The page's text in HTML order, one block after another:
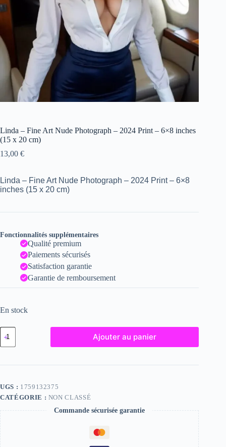
Linda – Fine Art Nude Photograph – 2024 Print – 6×8 inches
(15 x 20 cm)
13,00 €
Linda – Fine Art Nude Photograph – 2024 Print – 6×8
inches (15 x 20 cm)
Fonctionnalités supplémentaires
Qualité premium
Paiements sécurisés
Satisfaction garantie
Garantie de remboursement
En stock
quantité
de
Linda
Fine
Photograph
-
Print
-
6x8
inches
Ajouter au panier
UGS : 1759132375
CATÉGORIE : NON CLASSÉ
Commande sécurisée garantie